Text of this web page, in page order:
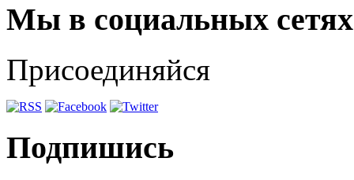
Мы в социальных сетях
Присоединяйся
Подпишись